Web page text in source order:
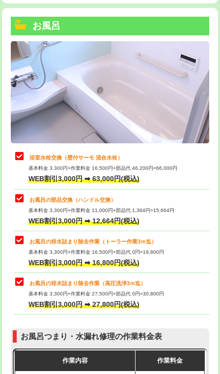
トーラー機使用/3mまで
追加トーラー機使用/3m超え
カメラ調査 33,000円
桝清掃 8,800円
止水・漏水調査・防水処理・清掃・修
理・調整・分解・加工など（軽作業）
止水・漏水調査・防水処理・清掃・修
理・調整・分解・加工など（中作業）
22,000円
止水・漏水調査・防水処理・清掃・修
理・調整・分解・加工など（重作業）
33,000円
トイレタンク脱着
トイレ便器脱着
タンクレストイレ脱着 33,000円
小便器トイレ脱着
その他部品の脱着 8,800円～
交換・取付（タンク）
交換・取付（普通便座） 11,000円+材料費
交換・取付（温水洗浄便座） 16,500円+材料費
お風呂
浴室水栓交換（壁付サーモ 混合水栓）
基本料金 3,300円+作業料金 16,500円+部品代 46,200円=66,000円
WEB割引3,000円 ➡ 63,000円(税込)
お風呂の部品交換（ハンドル交換）
基本料金 3,300円+作業料金 11,000円+部品代 1,364円=15,664円
WEB割引3,000円 ➡ 12,664円(税込)
お風呂の排水詰まり除去作業（トーラー作業3ｍ迄）
基本料金 3,300円+作業料金 16,500円+部品代 0円=19,800円
WEB割引3,000円 ➡ 16,800円(税込)
お風呂の排水詰まり除去作業（高圧洗浄3ｍ迄）
基本料金 3,300円+作業料金 27,500円+部品代 0円=30,800円
WEB割引3,000円 ➡ 27,800円(税込)
お風呂つまり・水漏れ修理の作業料金表
作業内容 作業料金